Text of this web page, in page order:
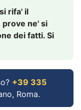
rifa' il
prove ne' si
dei fatti. Si
+39 335
Roma.